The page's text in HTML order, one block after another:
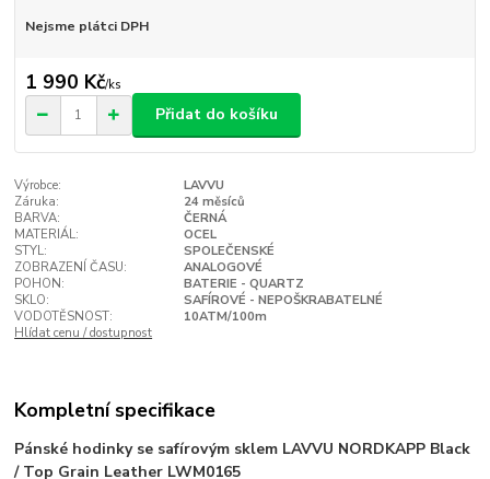
Nejsme plátci DPH
1 990 Kč/ks
Přidat do košíku
Výrobce:
LAVVU
Záruka:
24 měsíců
BARVA:
ČERNÁ
MATERIÁL:
OCEL
STYL:
SPOLEČENSKÉ
ZOBRAZENÍ ČASU:
ANALOGOVÉ
POHON:
BATERIE - QUARTZ
SKLO:
SAFÍROVÉ - NEPOŠKRABATELNÉ
VODOTĚSNOST:
10ATM/100m
Hlídat cenu / dostupnost
Kompletní specifikace
Pánské hodinky se safírovým sklem LAVVU NORDKAPP Black
/ Top Grain Leather LWM0165